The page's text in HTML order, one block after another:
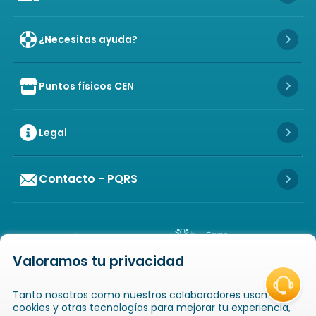
¿Necesitas ayuda? Icon
Icon of store
Puntos físicos CEN Icon
Legal Icon
Contacto - PQRS Icon
LOS DERECHOS RESERVADOS
NIT: 811025289-1 / CRA. 52 # 20-124, GUAYABAL,
MEDELLÍN, ANTIOQUIA
Valoramos tu privacidad
Tanto nosotros como nuestros colaboradores usamos
cookies y otras tecnologías para mejorar tu experiencia,